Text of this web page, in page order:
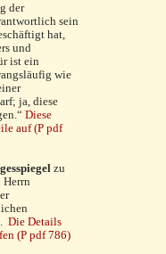
der
sein
hat,
und
ist ein
wie
ja, diese
Diese
auf (P pdf
zu
Die Details
(P pdf 786)